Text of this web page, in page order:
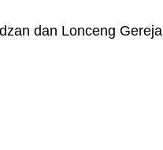
dan Lonceng Gereja